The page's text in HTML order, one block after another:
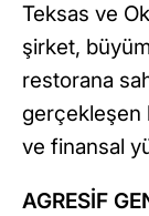
Teksas ve
şirket,
restorana
gerçekleşen
ve finansal
AGRESİF